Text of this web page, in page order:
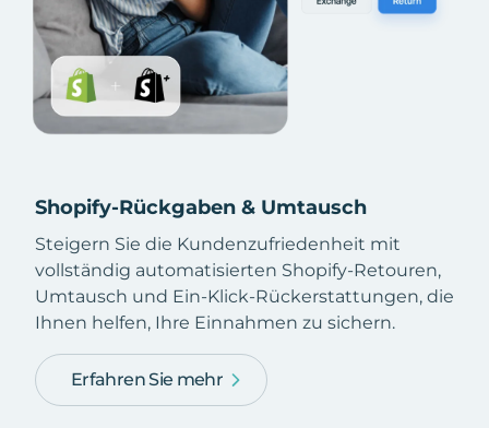
Shopify-Rückgaben & Umtausch
Steigern Sie die Kundenzufriedenheit mit
vollständig automatisierten Shopify-Retouren,
Umtausch und Ein-Klick-Rückerstattungen, die
Ihnen helfen, Ihre Einnahmen zu sichern.
Erfahren Sie mehr